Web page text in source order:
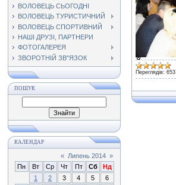
ВОЛОВЕЦЬ СЬОГОДНІ
ВОЛОВЕЦЬ ТУРИСТИЧНИЙ
ВОЛОВЕЦЬ СПОРТИВНИЙ
НАШІ ДРУЗІ, ПАРТНЕРИ
ФОТОГАЛЕРЕЯ
ЗВОРОТНІЙ ЗВ"ЯЗОК
ПОШУК
КАЛЕНДАР
« Липень 2014 »
Пн
Вт Ср Чт Пт Сб
Нд
1
2 3 4 5
6
Переглядів: 653